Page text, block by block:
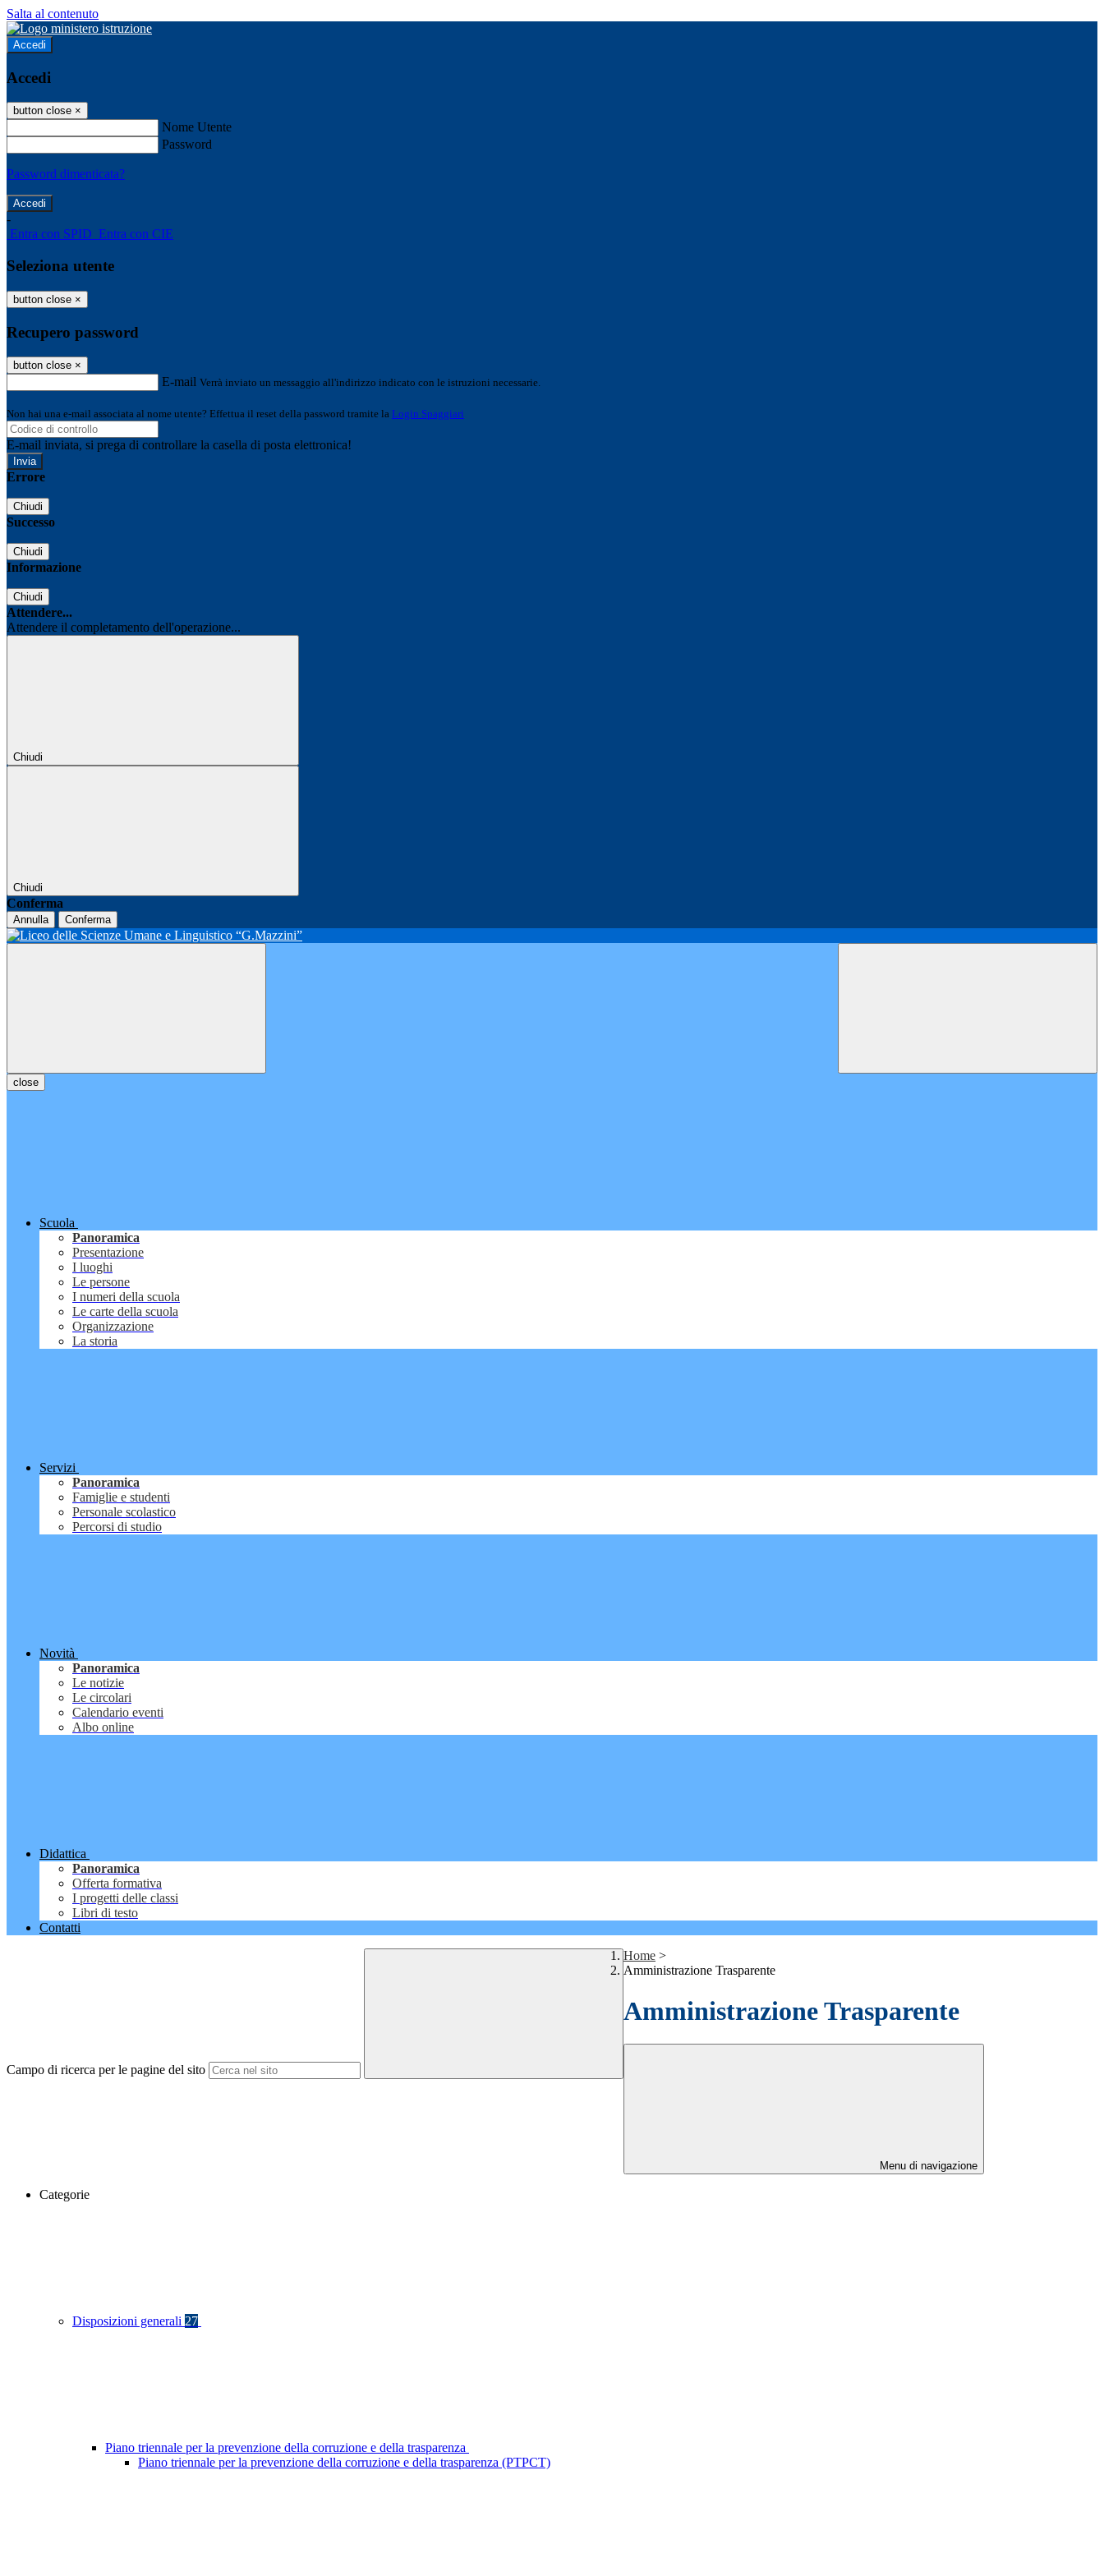
Salta al contenuto
Accedi
Accedi
button close ×
Nome Utente
Password
Password dimenticata?
-
Entra con SPID Entra con CIE
Seleziona utente
button close ×
Recupero password
button close ×
E-mail Verrà inviato un messaggio all'indirizzo indicato con le istruzioni necessarie.
Non hai una e-mail associata al nome utente? Effettua il reset della password tramite la Login Spaggiari
E-mail inviata, si prega di controllare la casella di posta elettronica!
Errore
Chiudi
Successo
Chiudi
Informazione
Chiudi
Attendere...
Attendere il completamento dell'operazione...
Chiudi
Chiudi
Conferma
Annulla Conferma
close
Scuola
Panoramica
Presentazione
I luoghi
Le persone
I numeri della scuola
Le carte della scuola
Organizzazione
La storia
Servizi
Panoramica
Famiglie e studenti
Personale scolastico
Percorsi di studio
Novità
Panoramica
Le notizie
Le circolari
Calendario eventi
Albo online
Didattica
Panoramica
Offerta formativa
I progetti delle classi
Libri di testo
Contatti
Campo di ricerca per le pagine del sito
Home >
Amministrazione Trasparente
Amministrazione Trasparente
Menu di navigazione
Categorie
Disposizioni generali 27
Piano triennale per la prevenzione della corruzione e della trasparenza
Piano triennale per la prevenzione della corruzione e della trasparenza (PTPCT)